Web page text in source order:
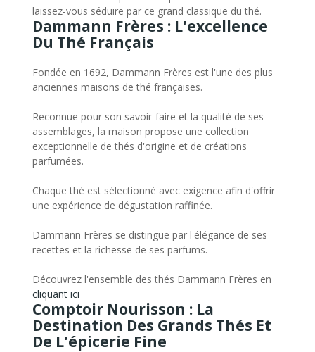
laissez-vous séduire par ce grand classique du thé.
Dammann Frères : L'excellence
Du Thé Français
Fondée en 1692, Dammann Frères est l'une des plus
anciennes maisons de thé françaises.
Reconnue pour son savoir-faire et la qualité de ses
assemblages, la maison propose une collection
exceptionnelle de thés d'origine et de créations
parfumées.
Chaque thé est sélectionné avec exigence afin d'offrir
une expérience de dégustation raffinée.
Dammann Frères se distingue par l'élégance de ses
recettes et la richesse de ses parfums.
Découvrez l'ensemble des thés Dammann Frères en
cliquant ici
Comptoir Nourisson : La
Destination Des Grands Thés Et
De L'épicerie Fine